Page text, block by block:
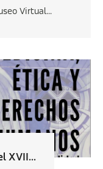
Virtual...
XVII...